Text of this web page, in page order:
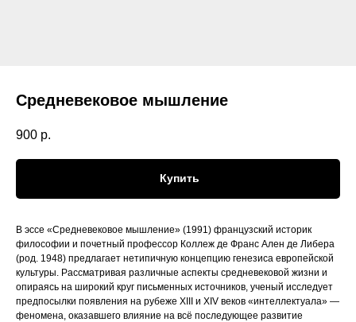
Средневековое мышление
900 р.
Купить
В эссе «Средневековое мышление» (1991) французский историк
философии и почетный профессор Коллеж де Франс Ален де Либера
(род. 1948) предлагает нетипичную концепцию генезиса европейской
культуры. Рассматривая различные аспекты средневековой жизни и
опираясь на широкий круг письменных источников, ученый исследует
предпосылки появления на рубеже XIII и XIV веков «интеллектуала» —
феномена, оказавшего влияние на всё последующее развитие